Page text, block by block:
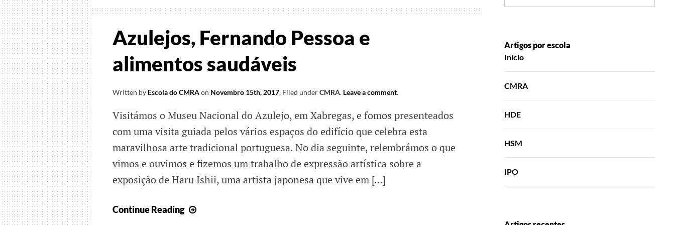
Azulejos, Fernando Pessoa e
alimentos saudáveis
Written by Escola do CMRAon Novembro 15th, 2017. Filed underCMRA. Leave a comment.
Visitámos o Museu Nacional do Azulejo, em Xabregas, e fomos presenteados
com uma visita guiada pelos vários espaços do edifício que celebra esta
maravilhosa arte tradicional portuguesa. No dia seguinte, relembrámos o que
vimos e ouvimos e fizemos um trabalho de expressão artística sobre a
exposição de Haru Ishii, uma artista japonesa que vive em […]
Continue Reading
Artigos por escola
Início
CMRA
HDE
HSM
IPO